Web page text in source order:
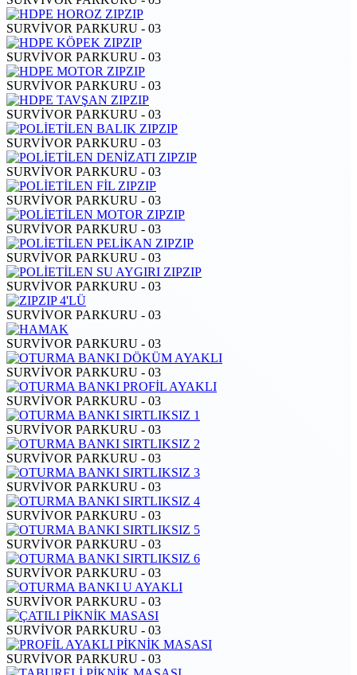
SURVİVOR PARKURU - 03
SURVİVOR PARKURU - 03
SURVİVOR PARKURU - 03
SURVİVOR PARKURU - 03
SURVİVOR PARKURU - 03
SURVİVOR PARKURU - 03
SURVİVOR PARKURU - 03
SURVİVOR PARKURU - 03
SURVİVOR PARKURU - 03
SURVİVOR PARKURU - 03
SURVİVOR PARKURU - 03
SURVİVOR PARKURU - 03
SURVİVOR PARKURU - 03
SURVİVOR PARKURU - 03
SURVİVOR PARKURU - 03
SURVİVOR PARKURU - 03
SURVİVOR PARKURU - 03
SURVİVOR PARKURU - 03
SURVİVOR PARKURU - 03
SURVİVOR PARKURU - 03
SURVİVOR PARKURU - 03
SURVİVOR PARKURU - 03
SURVİVOR PARKURU - 03